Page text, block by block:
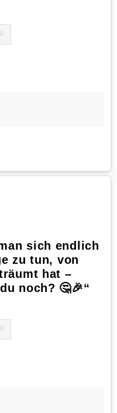
sich endlich
zu tun, von
hat –
noch? 🤔🎉“